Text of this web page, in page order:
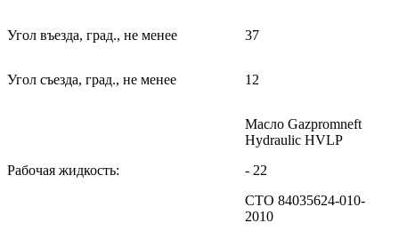
Угол въезда, град., не менее 37
Угол съезда, град., не менее 12
Рабочая жидкость:
Масло Gazpromneft
Hydraulic HVLP
- 22
СТО 84035624-010-
2010